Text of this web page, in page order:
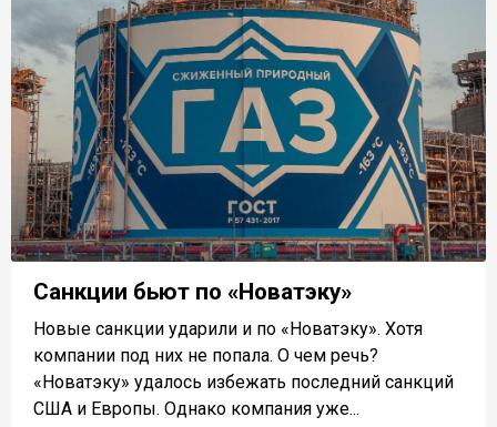
Санкции бьют по «Новатэку»
Новые санкции ударили и по «Новатэку». Хотя
компании под них не попала. О чем речь?
«Новатэку» удалось избежать последний санкций
США и Европы. Однако компания уже...